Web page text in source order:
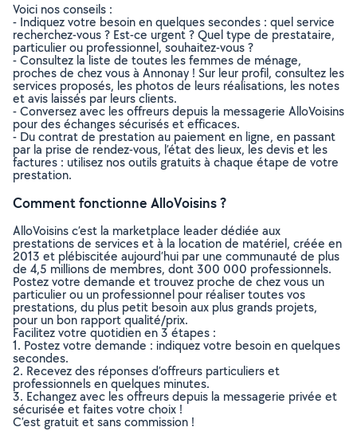
Voici nos conseils :
- Indiquez votre besoin en quelques secondes : quel service
recherchez-vous ? Est-ce urgent ? Quel type de prestataire,
particulier ou professionnel, souhaitez-vous ?
- Consultez la liste de toutes les femmes de ménage,
proches de chez vous à Annonay ! Sur leur profil, consultez les
services proposés, les photos de leurs réalisations, les notes
et avis laissés par leurs clients.
- Conversez avec les offreurs depuis la messagerie AlloVoisins
pour des échanges sécurisés et efficaces.
- Du contrat de prestation au paiement en ligne, en passant
par la prise de rendez-vous, l’état des lieux, les devis et les
factures : utilisez nos outils gratuits à chaque étape de votre
prestation.
Comment fonctionne AlloVoisins ?
AlloVoisins c’est la marketplace leader dédiée aux
prestations de services et à la location de matériel, créée en
2013 et plébiscitée aujourd’hui par une communauté de plus
de 4,5 millions de membres, dont 300 000 professionnels.
Postez votre demande et trouvez proche de chez vous un
particulier ou un professionnel pour réaliser toutes vos
prestations, du plus petit besoin aux plus grands projets,
pour un bon rapport qualité/prix.
Facilitez votre quotidien en 3 étapes :
1. Postez votre demande : indiquez votre besoin en quelques
secondes.
2. Recevez des réponses d’offreurs particuliers et
professionnels en quelques minutes.
3. Echangez avec les offreurs depuis la messagerie privée et
sécurisée et faites votre choix !
C’est gratuit et sans commission !